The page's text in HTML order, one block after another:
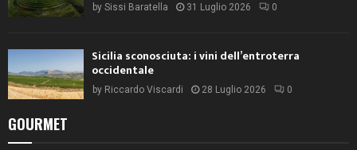
by Sissi Baratella 31 Luglio 2026 0
Sicilia sconosciuta: i vini dell’entroterra
occidentale
by Riccardo Viscardi 28 Luglio 2026 0
GOURMET